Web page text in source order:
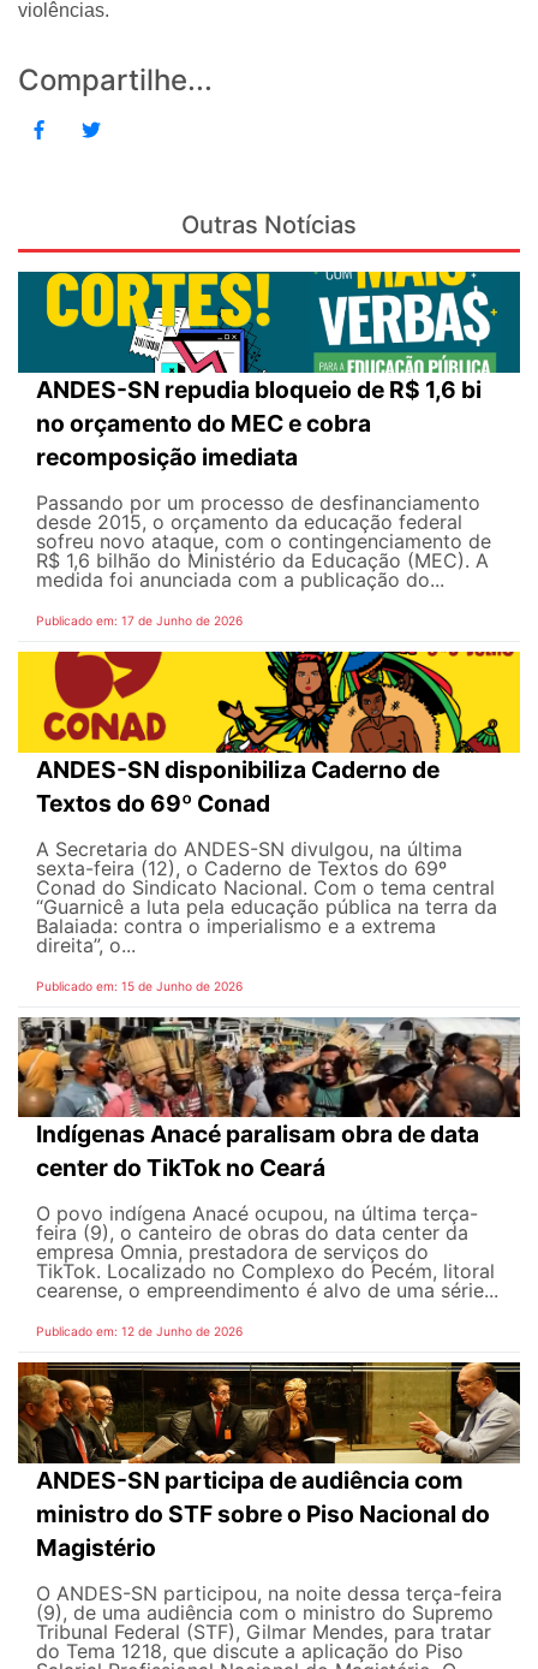
violências.
Compartilhe...
Outras Notícias
ANDES-SN repudia bloqueio de R$ 1,6 bi
no orçamento do MEC e cobra
recomposição imediata
Passando por um processo de desfinanciamento
desde 2015, o orçamento da educação federal
sofreu novo ataque, com o contingenciamento de
R$ 1,6 bilhão do Ministério da Educação (MEC). A
medida foi anunciada com a publicação do...
Publicado em: 17 de Junho de 2026
ANDES-SN disponibiliza Caderno de
Textos do 69º Conad
A Secretaria do ANDES-SN divulgou, na última
sexta-feira (12), o Caderno de Textos do 69º
Conad do Sindicato Nacional. Com o tema central
“Guarnicê a luta pela educação pública na terra da
Balaiada: contra o imperialismo e a extrema
direita”, o...
Publicado em: 15 de Junho de 2026
Indígenas Anacé paralisam obra de data
center do TikTok no Ceará
O povo indígena Anacé ocupou, na última terça-
feira (9), o canteiro de obras do data center da
empresa Omnia, prestadora de serviços do
TikTok. Localizado no Complexo do Pecém, litoral
cearense, o empreendimento é alvo de uma série...
Publicado em: 12 de Junho de 2026
ANDES-SN participa de audiência com
ministro do STF sobre o Piso Nacional do
Magistério
O ANDES-SN participou, na noite dessa terça-feira
(9), de uma audiência com o ministro do Supremo
Tribunal Federal (STF), Gilmar Mendes, para tratar
do Tema 1218, que discute a aplicação do Piso